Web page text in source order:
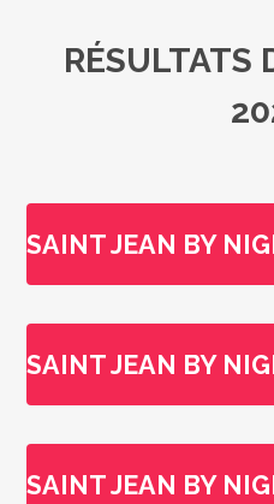
RÉSULTATS
SAINT JEAN BY
SAINT JEAN BY
SAINT JEAN BY